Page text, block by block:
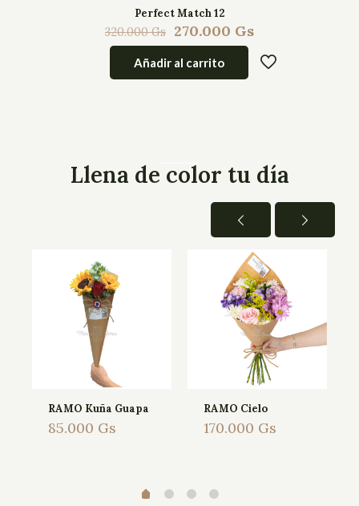
Perfect Match 12
320.000Gs 270.000 Gs
Añadir al carrito
Llena de color tu día
RAMO Kuña Guapa
85.000 Gs
RAMO Cielo
170.000 Gs